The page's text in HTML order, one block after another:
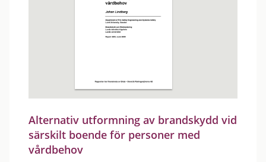
Alternativ utformning av brandskydd vid
särskilt boende för personer med
vårdbehov